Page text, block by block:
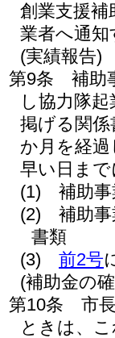
創業支援補
業者へ通
(実績報告)
第9条
補助
し協力隊
掲げる関
か月を経
早い日ま
(1)
補助
(2)
補助
書類
(3)
前2号
(補助金の
第10条
市
ときは、